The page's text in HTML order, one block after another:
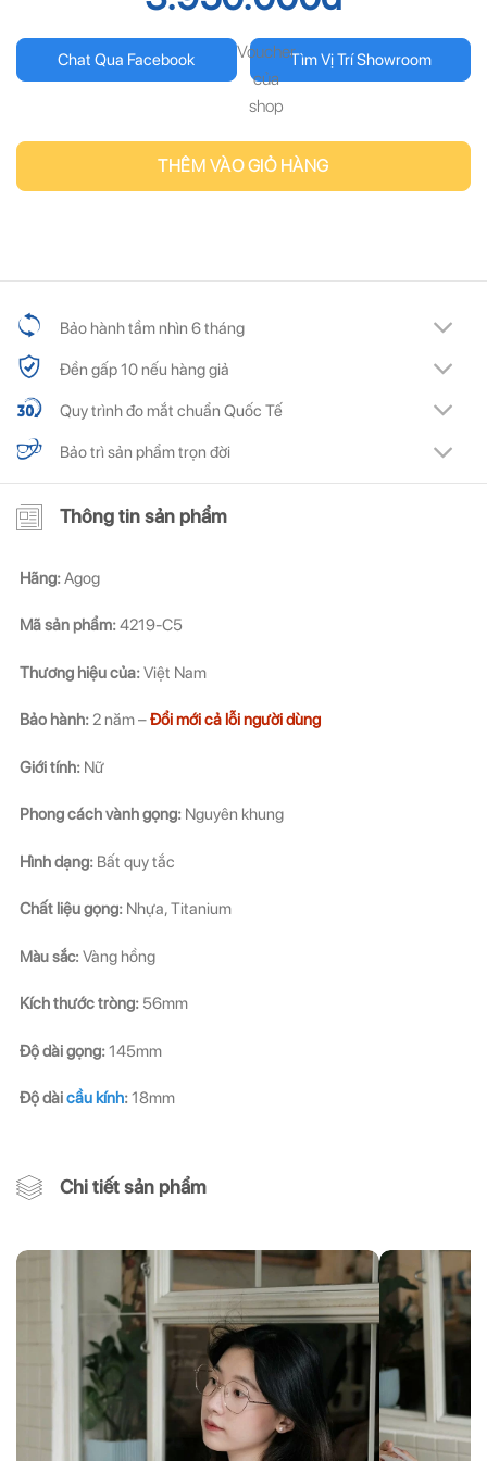
Chat Qua Facebook Tìm Vị Trí Showroom
Voucher
của
shop
THÊM VÀO GIỎ HÀNG
Bảo hành tầm nhìn 6 tháng
Đền gấp 10 nếu hàng giả
Quy trình đo mắt chuẩn Quốc Tế
Bảo trì sản phẩm trọn đời
Thông tin sản phẩm
Hãng:Agog
Mã sản phẩm:4219-C5
Thương hiệu của:Việt Nam
Bảo hành: 2 năm –Đổi mới cả lỗi người dùng
Giới tính: Nữ
Phong cách vành gọng: Nguyên khung
Hình dạng: Bất quy tắc
Chất liệu gọng: Nhựa, Titanium
Màu sắc: Vàng hồng
Kích thước tròng: 56mm
Độ dài gọng:145mm
Độ dàicầu kính:18mm
Chi tiết sản phẩm